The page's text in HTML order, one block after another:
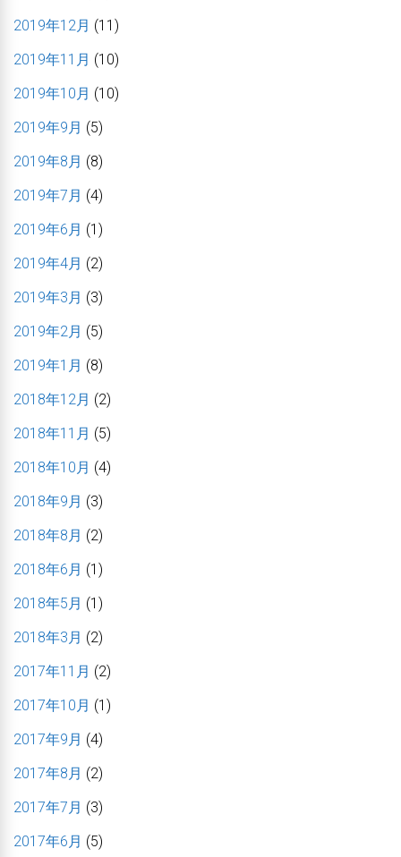
2019年12月 (11)
2019年11月 (10)
2019年10月 (10)
2019年9月 (5)
2019年8月 (8)
2019年7月 (4)
2019年6月 (1)
2019年4月 (2)
2019年3月 (3)
2019年2月 (5)
2019年1月 (8)
2018年12月 (2)
2018年11月 (5)
2018年10月 (4)
2018年9月 (3)
2018年8月 (2)
2018年6月 (1)
2018年5月 (1)
2018年3月 (2)
2017年11月 (2)
2017年10月 (1)
2017年9月 (4)
2017年8月 (2)
2017年7月 (3)
2017年6月 (5)